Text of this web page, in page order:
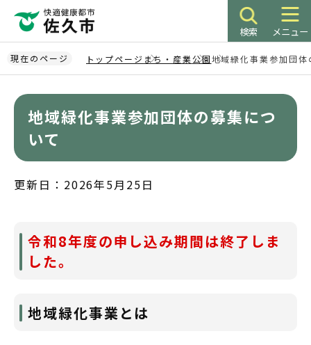
ペ
ー
ジ
検索 メニュー
現在のページ トップページ まち・産業公園地域緑化事業参加団
地域緑化事業参加団体の募集につ
いて
更新日：2026年5月25日
令和8年度の申し込み期間は終了しま
した。
地域緑化事業とは